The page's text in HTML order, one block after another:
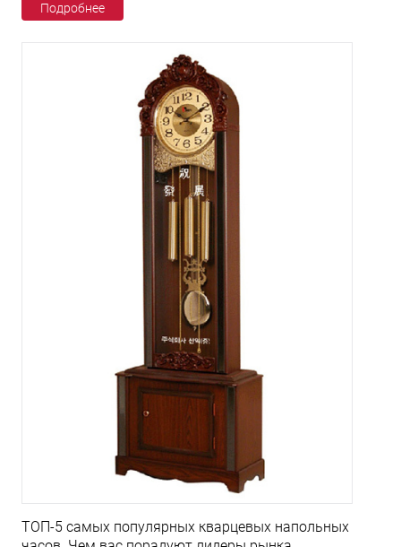
Подробнее
ТОП-5 самых популярных кварцевых напольных